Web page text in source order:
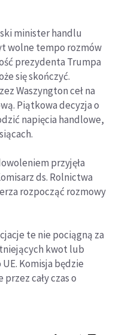
minister handlu
wolne tempo rozmów
prezydenta Trumpa
się skończyć.
Waszyngton ceł na
Piątkowa decyzja o
napięcia handlowe,
przyjęła
ds. Rolnictwa
rozpocząć rozmowy
te nie pociągną za
kwot lub
Komisja będzie
cały czas o